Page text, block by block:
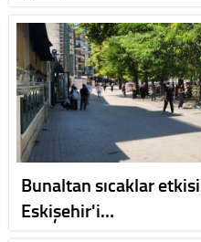
Bunaltan sıcaklar
Eskişehir'i…